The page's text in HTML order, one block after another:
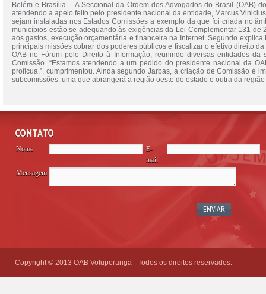
Belém e Brasília – A Seccional da Ordem dos Advogados do Brasil (OAB)
atendendo a apelo feito pelo presidente nacional da entidade, Marcus
sejam instaladas nos Estados Comissões a exemplo da que foi criada no
municípios estão se adequando às exigências da Lei Complementar 131
aos gastos, execução orçamentária e financeira na Internet. Segundo
principais missões cobrar dos poderes públicos e fiscalizar o efetivo direito
OAB no Fórum pelo Direito à Informação, reunindo diversas entidades
Comissão. “Estamos atendendo a um pedido do presidente nacional da
profícua.”, cumprimentou. Ainda segundo Jarbas, a criação de Comissão é
subcomissões: uma que abrangerá a região oeste do estado e outra da
CONTATO
Nome
E-
mail
Mensagem
Copyright © 2013 OAB Votuporanga - Todos os direitos reservados.